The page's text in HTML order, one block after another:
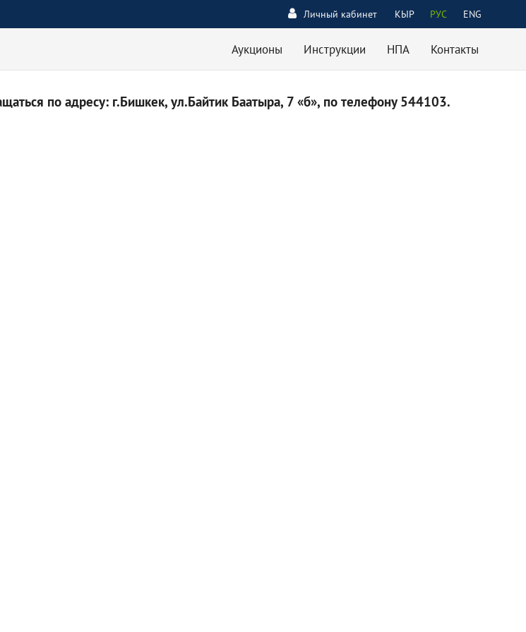
КЫР РУС ENG
Личный кабинет
Аукционы Инструкции НПА Контакты
по адресу: г.Бишкек, ул.Байтик Баатыра, 7 «б», по телефону 544103.